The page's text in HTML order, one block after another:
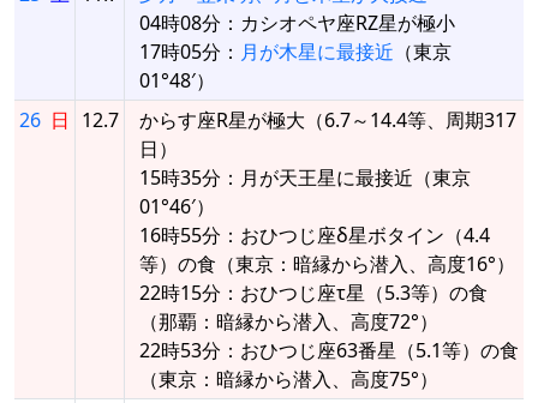
04時08分：カシオペヤ座RZ星が極小
17時05分： 月が木星に最接近 （東京
01°48′）
26 日 12.7
からす座R星が極大（6.7～14.4等、周期317
日）
15時35分：月が天王星に最接近（東京
01°46′）
16時55分：おひつじ座δ星ボタイン（4.4
等）の食（東京：暗縁から潜入、高度16°）
22時15分：おひつじ座τ星（5.3等）の食
（那覇：暗縁から潜入、高度72°）
22時53分：おひつじ座63番星（5.1等）の食
（東京：暗縁から潜入、高度75°）